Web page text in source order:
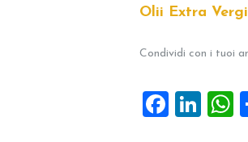
Olii Extra
Condividi con i tuoi
F
Li